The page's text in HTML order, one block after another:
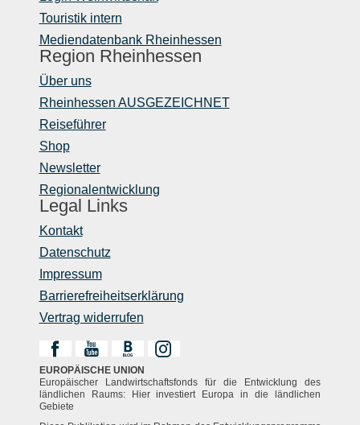
Touristik intern
Mediendatenbank Rheinhessen
Region Rheinhessen
Über uns
Rheinhessen AUSGEZEICHNET
Reiseführer
Shop
Newsletter
Regionalentwicklung
Legal Links
Kontakt
Datenschutz
Impressum
Barrierefreiheitserklärung
Vertrag widerrufen
EUROPÄISCHE UNION
Europäischer Landwirtschaftsfonds für die Entwicklung des
ländlichen Raums: Hier investiert Europa in die ländlichen
Gebiete